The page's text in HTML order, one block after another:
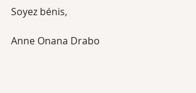
Soyez bénis,
Anne Onana Drabo